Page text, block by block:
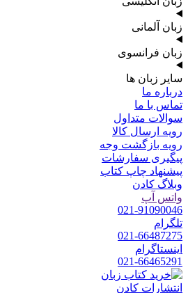
زبان آلمانی
زبان فرانسوی
سایر زبان ها
درباره ما
تماس با ما
سوالات متداول
رویه ارسال کالا
رویه بازگشت وجه
پیگیری سفارشات
پیشنهاد چاپ کتاب
وبلاگ کادن
واتس آپ
021-91090046
تلگرام
021-66487275
اینستاگرام
021-66465291